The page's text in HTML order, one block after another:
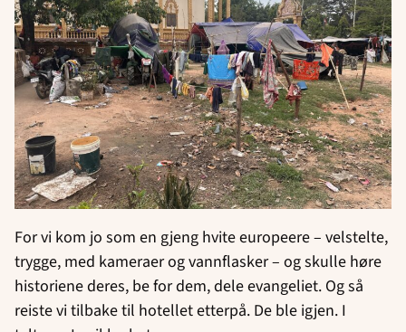
For vi kom jo som en gjeng hvite europeere – velstelte,
trygge, med kameraer og vannflasker – og skulle høre
historiene deres, be for dem, dele evangeliet. Og så
reiste vi tilbake til hotellet etterpå. De ble igjen. I